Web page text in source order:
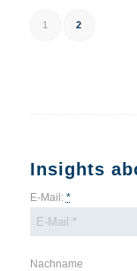
1 2
Insights
E-Mail: *
Nachname